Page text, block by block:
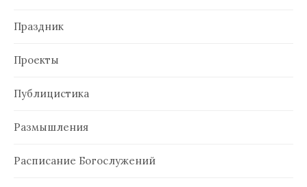
Праздник
Проекты
Публицистика
Размышления
Расписание Богослужений